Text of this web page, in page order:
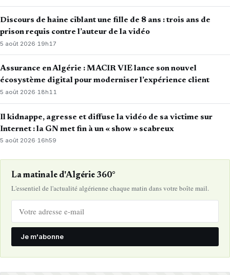
Discours de haine ciblant une fille de 8 ans : trois ans de
prison requis contre l’auteur de la vidéo
5 août 2026· 19h17
Assurance en Algérie : MACIR VIE lance son nouvel
écosystème digital pour moderniser l’expérience client
5 août 2026·18h11
Il kidnappe, agresse et diffuse la vidéo de sa victime sur
Internet : la GN met fin à un « show » scabreux
5 août 2026·16h59
La matinale d'Algérie 360°
L'essentiel de l'actualité algérienne chaque matin dans votre boîte mail.
Je m'abonne